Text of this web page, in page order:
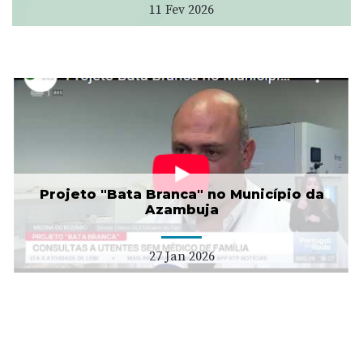
11 Fev 2026
Projeto "Bata Branca" no Município da
Azambuja
27 Jan 2026